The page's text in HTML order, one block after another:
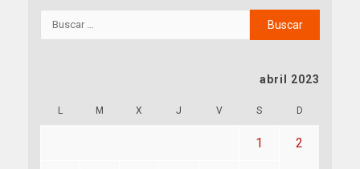
abril 2023
L M X J V S D
1 2